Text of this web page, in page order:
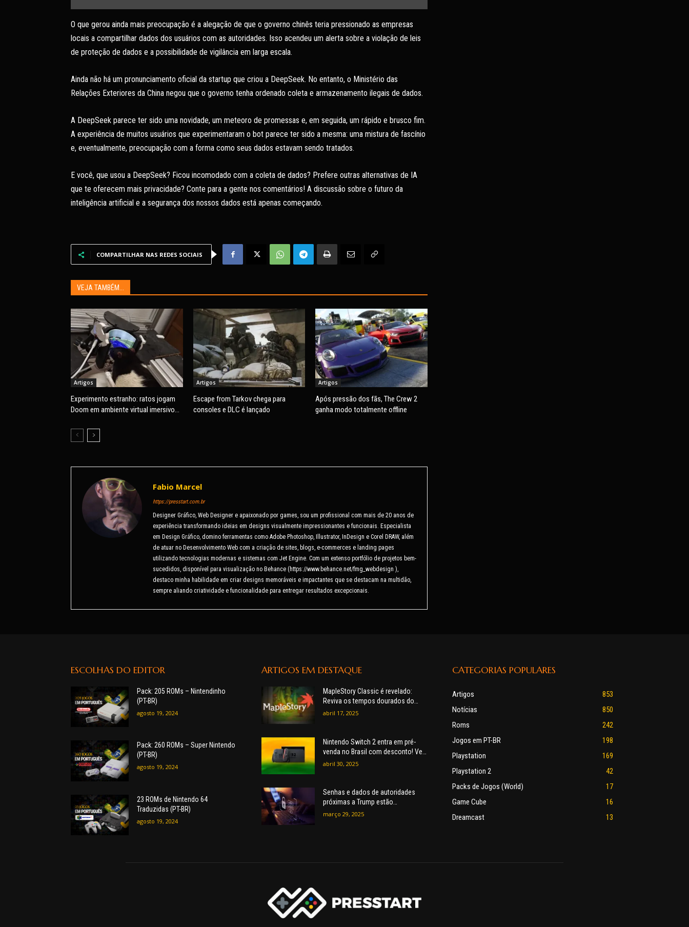
O que gerou ainda mais preocupação é a alegação de que o governo chinês teria pressionado as empresas
locais a compartilhar dados dos usuários com as autoridades. Isso acendeu um alerta sobre a violação de leis
de proteção de dados e a possibilidade de vigilância em larga escala.
Ainda não há um pronunciamento oficial da startup que criou a DeepSeek. No entanto, o Ministério das
Relações Exteriores da China negou que o governo tenha ordenado coleta e armazenamento ilegais de dados.
A DeepSeek parece ter sido uma novidade, um meteoro de promessas e, em seguida, um rápido e brusco fim.
A experiência de muitos usuários que experimentaram o bot parece ter sido a mesma: uma mistura de fascínio
e, eventualmente, preocupação com a forma como seus dados estavam sendo tratados.
E você, que usou a DeepSeek? Ficou incomodado com a coleta de dados? Prefere outras alternativas de IA
que te oferecem mais privacidade? Conte para a gente nos comentários! A discussão sobre o futuro da
inteligência artificial e a segurança dos nossos dados está apenas começando.
COMPARTILHAR NAS REDES SOCIAIS
VEJA TAMBÉM...
Artigos
Experimento estranho: ratos jogam
Doom em ambiente virtual imersivo
Artigos
Escape from Tarkov chega para
consoles e DLC é lançado
Artigos
Após pressão dos fãs, The Crew 2
ganha modo totalmente offline
Fabio Marcel
https://presstart.com.br
Designer Gráfico, Web Designer e apaixonado por games, sou um profissional com mais de 20 anos de
experiência transformando ideias em designs visualmente impressionantes e funcionais. Especialista
em Design Gráfico, domino ferramentas como Adobe Photoshop, Illustrator, InDesign e Corel DRAW, além
de atuar no Desenvolvimento Web com a criação de sites, blogs, e-commerces e landing pages
utilizando tecnologias modernas e sistemas com Jet Engine. Com um extenso portfólio de projetos bem-
sucedidos, disponível para visualização no Behance (https://www.behance.net/fmg_webdesign ),
destaco minha habilidade em criar designs memoráveis e impactantes que se destacam na multidão,
sempre aliando criatividade e funcionalidade para entregar resultados excepcionais.
ESCOLHAS DO EDITOR
Pack: 205 ROMs – Nintendinho
(PT-BR)
agosto 19, 2024
Pack: 260 ROMs – Super Nintendo
(PT-BR)
agosto 19, 2024
23 ROMs de Nintendo 64
Traduzidas (PT-BR)
agosto 19, 2024
ARTIGOS EM DESTAQUE
MapleStory Classic é revelado:
Reviva os tempos dourados do
MMORPG.
abril 17, 2025
Nintendo Switch 2 entra em pré-
venda no Brasil com desconto! Veja
o preço.
abril 30, 2025
Senhas e dados de autoridades
próximas a Trump estão
disponíveis online, alerta revista
março 29, 2025
CATEGORIAS POPULARES
Artigos
853
Notícias
850
Roms
242
Jogos em PT-BR
198
Playstation
169
Playstation 2
42
Packs de Jogos (World)
17
Game Cube
16
Dreamcast
13